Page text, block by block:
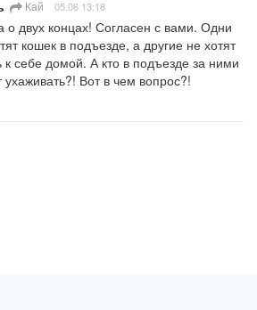
Кай 05.06 13:18
о двух концах! Согласен с вами. Одни
кошек в подъезде, а другие не хотят
к себе домой. А кто в подъезде за ними
ухаживать?! Вот в чем вопрос?!